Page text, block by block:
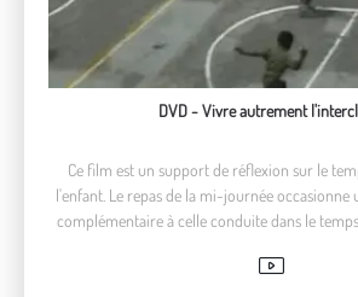
DVD - Vivre autrement
Ce film est un support de réflexion sur le
l'enfant. Le repas de la mi-journée occasionne
complémentaire à celle conduite dans le